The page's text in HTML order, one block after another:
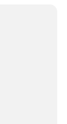
à
la
à cet
brûle
pour